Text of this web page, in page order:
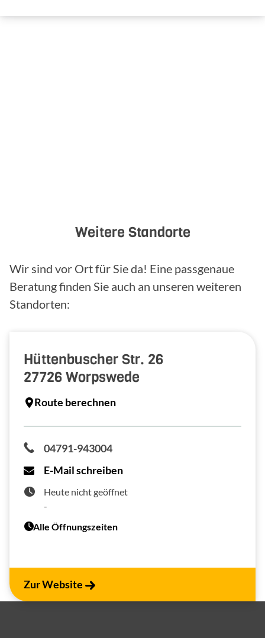
Weitere Standorte
Wir sind vor Ort für Sie da! Eine passgenaue
Beratung finden Sie auch an unseren weiteren
Standorten:
Hüttenbuscher Str. 26
27726Worpswede
Route berechnen
04791-943004
E-Mail schreiben
Heute nicht geöffnet
-
Alle Öffnungszeiten
Zur Website